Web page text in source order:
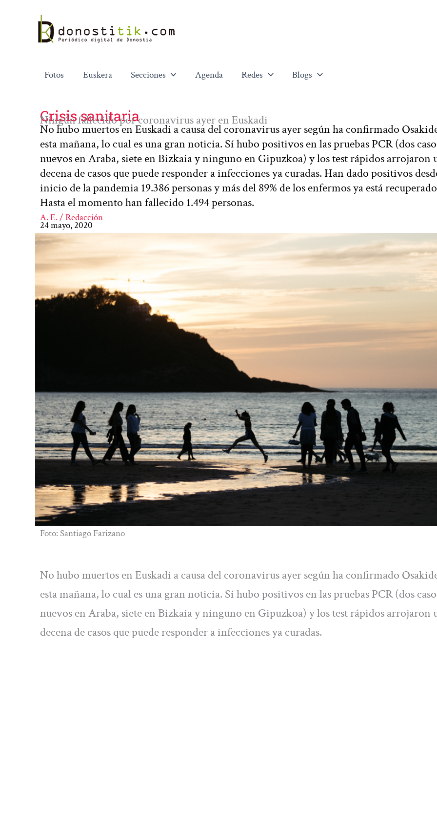
contenido
Fotos Euskera Secciones Agenda Redes Blogs
Crisis sanitaria
Ningún fallecido por coronavirus ayer en Euskadi
No hubo muertos en Euskadi a causa del coronavirus ayer según ha confirmado
esta mañana, lo cual es una gran noticia. Sí hubo positivos en las pruebas PCR (dos
nuevos en Araba, siete en Bizkaia y ninguno en Gipuzkoa) y los test rápidos arrojaron
decena de casos que puede responder a infecciones ya curadas. Han dado positivos
inicio de la pandemia 19.386 personas y más del 89% de los enfermos ya está
Hasta el momento han fallecido 1.494 personas.
A. E. / Redacción
24 mayo, 2020
Foto: Santiago Farizano
No hubo muertos en Euskadi a causa del coronavirus ayer según ha confirmado
esta mañana, lo cual es una gran noticia. Sí hubo positivos en las pruebas PCR (dos
nuevos en Araba, siete en Bizkaia y ninguno en Gipuzkoa) y los test rápidos arrojaron
decena de casos que puede responder a infecciones ya curadas.